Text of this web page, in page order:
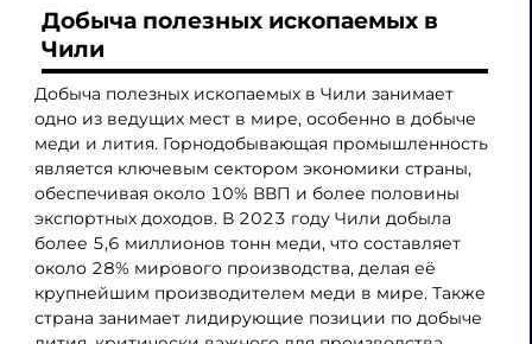
Добыча полезных ископаемых в
Чили
Добыча полезных ископаемых в Чили занимает
одно из ведущих мест в мире, особенно в добыче
меди и лития. Горнодобывающая промышленность
является ключевым сектором экономики страны,
обеспечивая около 10% ВВП и более половины
экспортных доходов. В 2023 году Чили добыла
более 5,6 миллионов тонн меди, что составляет
около 28% мирового производства, делая её
крупнейшим производителем меди в мире. Также
страна занимает лидирующие позиции по добыче